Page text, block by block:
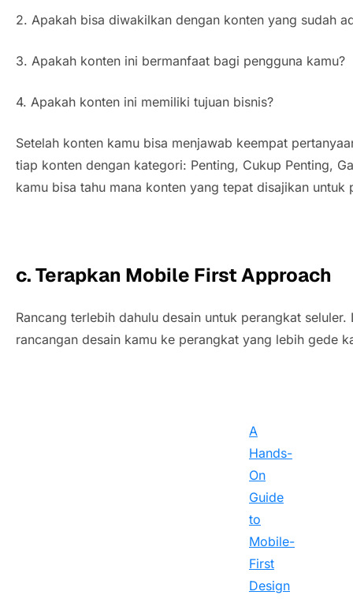
2. Apakah bisa diwakilkan dengan konten yang sudah
3. Apakah konten ini bermanfaat bagi pengguna kamu?
4. Apakah konten ini memiliki tujuan bisnis?
Setelah konten kamu bisa menjawab keempat
tiap konten dengan kategori: Penting, Cukup Penting,
kamu bisa tahu mana konten yang tepat disajikan
c. Terapkan Mobile First Approach
Rancang terlebih dahulu desain untuk perangkat seluler.
rancangan desain kamu ke perangkat yang lebih gede
A
Hands-
On
Guide
to
Mobile-
First
Design